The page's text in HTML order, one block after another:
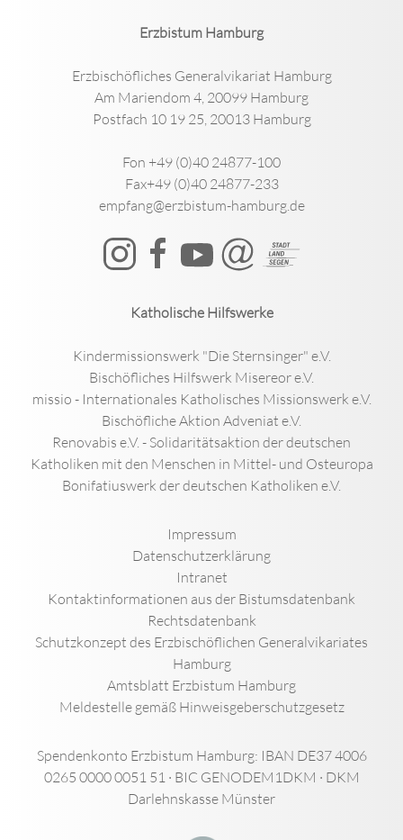
Erzbistum Hamburg
Erzbischöfliches Generalvikariat Hamburg
Am Mariendom 4, 20099 Hamburg
Postfach 10 19 25, 20013 Hamburg
Fon +49 (0)40 24877-100
Fax+49 (0)40 24877-233
empfang@erzbistum-hamburg.de
Katholische Hilfswerke
Kindermissionswerk "Die Sternsinger" e.V.
Bischöfliches Hilfswerk Misereor e.V.
missio - Internationales Katholisches Missionswerk e.V.
Bischöfliche Aktion Adveniat e.V.
Renovabis e.V. - Solidaritätsaktion der deutschen
Katholiken mit den Menschen in Mittel- und Osteuropa
Bonifatiuswerk der deutschen Katholiken e.V.
Impressum
Datenschutzerklärung
Intranet
Kontaktinformationen aus der Bistumsdatenbank
Rechtsdatenbank
Schutzkonzept des Erzbischöflichen Generalvikariates
Hamburg
Amtsblatt Erzbistum Hamburg
Meldestelle gemäß Hinweisgeberschutzgesetz
Spendenkonto Erzbistum Hamburg: IBAN DE37 4006
0265 0000 0051 51 · BIC GENODEM1DKM · DKM
Darlehnskasse Münster